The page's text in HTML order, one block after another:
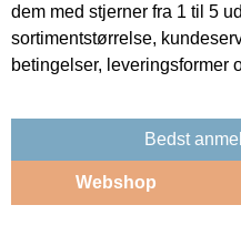
dem med stjerner fra 1 til 5
sortimentstørrelse,
betingelser, leveringsformer
Bedst
Webshop